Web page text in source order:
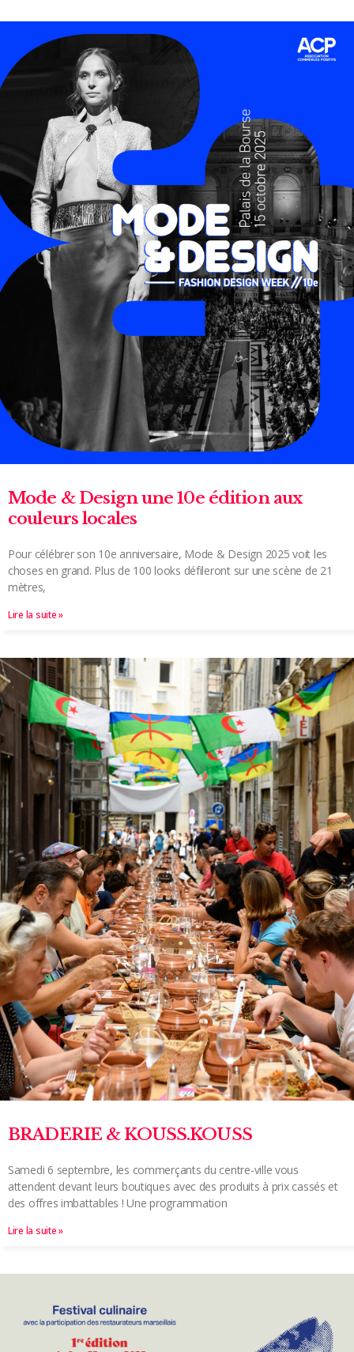
Mode & Design une 10e édition aux
couleurs locales
Pour célébrer son 10e anniversaire, Mode & Design 2025 voit les
choses en grand. Plus de 100 looks défileront sur une scène de 21
mètres,
Lire la suite »
BRADERIE & KOUSS.KOUSS
Samedi 6 septembre, les commerçants du centre-ville vous
attendent devant leurs boutiques avec des produits à prix cassés et
des offres imbattables ! Une programmation
Lire la suite »